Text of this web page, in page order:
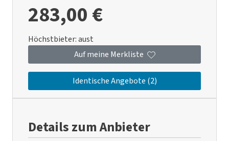
283,00 €
Höchstbieter:aust
Auf meine Merkliste
Identische Angebote (2)
Details zum Anbieter